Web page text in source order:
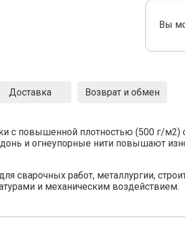
Вы
Доставка Возврат и обмен
с повышенной плотностью (500 г/
и огнеупорные нити повышают
сварочных работ, металлургии,
и механическим воздействием.